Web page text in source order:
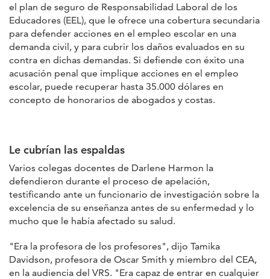
el plan de seguro de Responsabilidad Laboral de los
Educadores (EEL), que le ofrece una cobertura secundaria
para defender acciones en el empleo escolar en una
demanda civil, y para cubrir los daños evaluados en su
contra en dichas demandas. Si defiende con éxito una
acusación penal que implique acciones en el empleo
escolar, puede recuperar hasta 35.000 dólares en
concepto de honorarios de abogados y costas.
Le cubrían las espaldas
Varios colegas docentes de Darlene Harmon la
defendieron durante el proceso de apelación,
testificando ante un funcionario de investigación sobre la
excelencia de su enseñanza antes de su enfermedad y lo
mucho que le había afectado su salud.
"Era la profesora de los profesores", dijo Tamika
Davidson, profesora de Oscar Smith y miembro del CEA,
en la audiencia del VRS. "Era capaz de entrar en cualquier